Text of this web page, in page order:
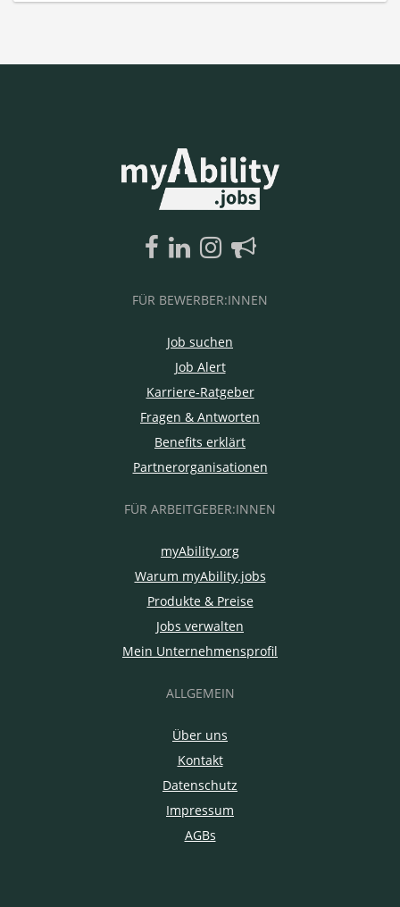
FÜR BEWERBER:INNEN
Job suchen
Job Alert
Karriere-Ratgeber
Fragen & Antworten
Benefits erklärt
Partnerorganisationen
FÜR ARBEITGEBER:INNEN
myAbility.org
Warum myAbility.jobs
Produkte & Preise
Jobs verwalten
Mein Unternehmensprofil
ALLGEMEIN
Über uns
Kontakt
Datenschutz
Impressum
AGBs